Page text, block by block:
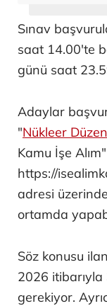
Sınav
saat 14.00'te
günü saat
Adaylar
"Nükleer
Kamu İşe
https://
adresi
ortamda
Söz konusu
2026 itibarıyla
gerekiyor.